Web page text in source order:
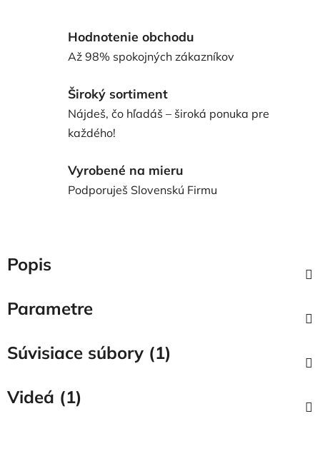
Hodnotenie obchodu
Až 98% spokojných zákazníkov
Široký sortiment
Nájdeš, čo hľadáš – široká ponuka pre
každého!
Vyrobené na mieru
Podporuješ Slovenskú Firmu
Popis
Parametre
Súvisiace súbory (1)
Videá (1)